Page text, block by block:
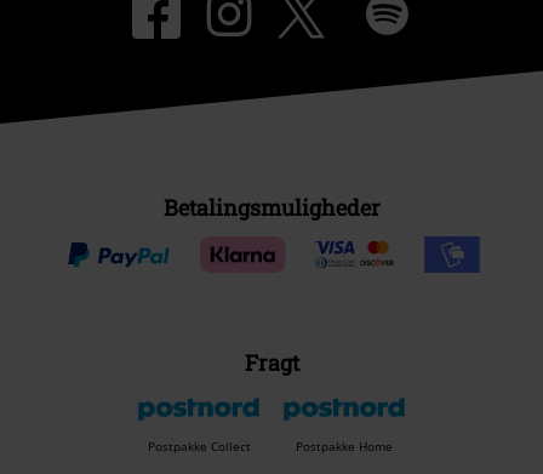
Betalingsmuligheder
Fragt
Postpakke Collect Postpakke Home